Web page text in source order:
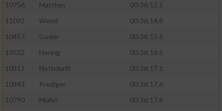
10756
Matthes
00:36:12.1
11092
Wend
00:36:14.8
10457
Goder
00:36:15.6
10522
Hering
00:36:16.5
10812
Nothdurft
00:36:17.1
10843
Prediger
00:36:17.6
10790
Müller
00:36:17.8